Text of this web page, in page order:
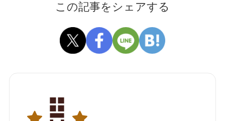
この記事をシェアする